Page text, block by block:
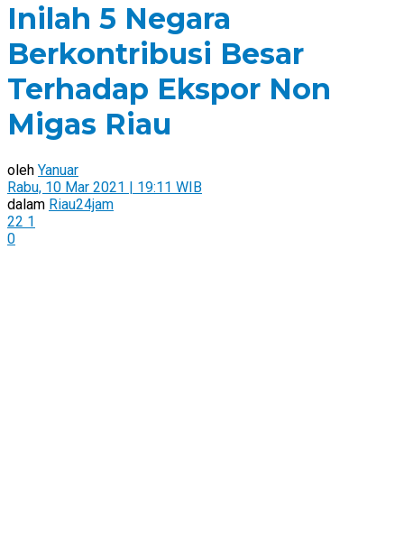
Inilah 5 Negara
Berkontribusi Besar
Terhadap Ekspor Non
Migas Riau
oleh Yanuar
Rabu, 10 Mar 2021 | 19:11 WIB
dalam Riau24jam
22 1
0